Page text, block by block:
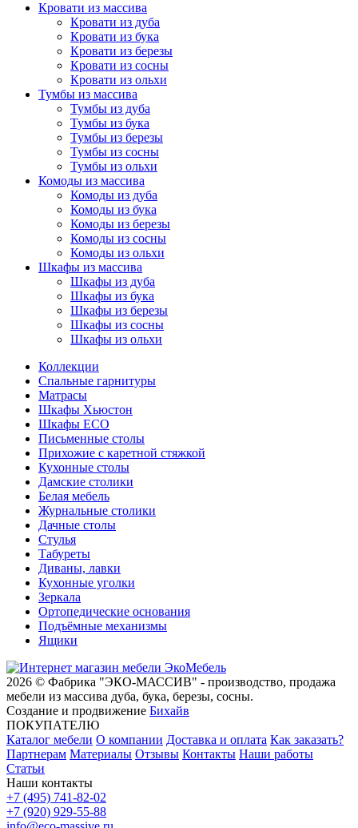
Кровати из массива
Кровати из дуба
Кровати из бука
Кровати из березы
Кровати из сосны
Кровати из ольхи
Тумбы из массива
Тумбы из дуба
Тумбы из бука
Тумбы из березы
Тумбы из сосны
Тумбы из ольхи
Комоды из массива
Комоды из дуба
Комоды из бука
Комоды из березы
Комоды из сосны
Комоды из ольхи
Шкафы из массива
Шкафы из дуба
Шкафы из бука
Шкафы из березы
Шкафы из сосны
Шкафы из ольхи
Коллекции
Спальные гарнитуры
Матрасы
Шкафы Хьюстон
Шкафы ECO
Письменные столы
Прихожие с каретной стяжкой
Кухонные столы
Дамские столики
Белая мебель
Журнальные столики
Дачные столы
Стулья
Табуреты
Диваны, лавки
Кухонные уголки
Зеркала
Ортопедические основания
Подъёмные механизмы
Ящики
2026 © Фабрика "ЭКО-МАССИВ" - производство, продажа
мебели из массива дуба, бука, березы, сосны.
Создание и продвижение Бихайв
ПОКУПАТЕЛЮ
Каталог мебели О компании Доставка и оплата Как заказать?
Партнерам Материалы Отзывы Контакты Наши работы
Статьи
Наши контакты
+7 (495) 741-82-02
+7 (920) 929-55-88